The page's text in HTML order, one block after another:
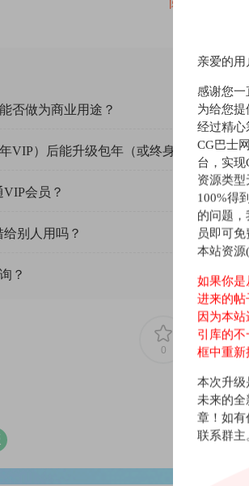
根本没有时间和精力单独处理每个文件。
项更改。
– but Tagman, a real superhero, saves
to the id3 tag of your mp3 files. These are
just a button press
add titles, artists, albums and more to the id3
about the song you’re listening to.
used by TagMan creates a fingerprint
album and cover information.
in your collection and generates a fingerprint.
finds a match, the missing information is
阅读全文
否做为商业用途？
VIP）后能升级包年（或终身VIP）吗？
会员？
别人用吗？
？
0 0
亲爱的用
感谢您一
为给您
经过精心
CG巴士
台，实现
资源类
100%得
的问题
员即可
本站资源
如果你是
进来的帖
因为本
引库的
框中重新
本次升级
未来的
章！如有
联系群主